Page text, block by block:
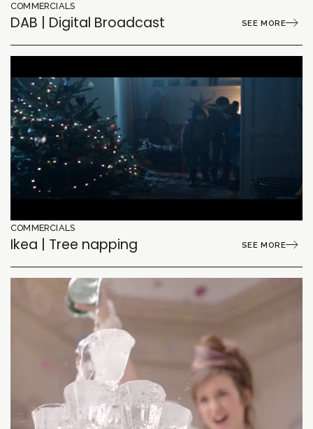
COMMERCIALS
DAB | Digital Broadcast SEE MORE
COMMERCIALS
Ikea | Tree napping SEE MORE